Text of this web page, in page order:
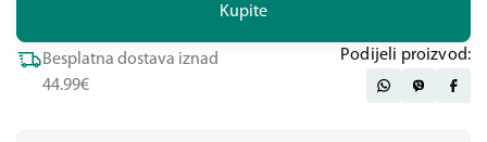
Kupite
Besplatna dostava iznad
44.99€
Podijeli proizvod: